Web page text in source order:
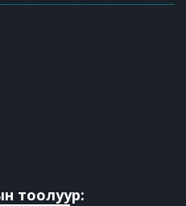
тоолуур: